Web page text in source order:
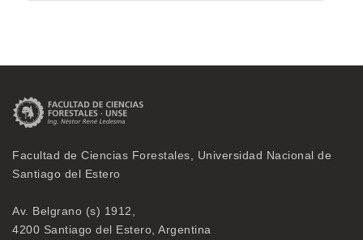
Facultad de Ciencias Forestales, Universidad Nacional de
Santiago del Estero
Av. Belgrano (s) 1912,
4200 Santiago del Estero, Argentina